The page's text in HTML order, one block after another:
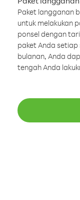
Paket langganan
untuk melakukan
ponsel dengan
paket Anda
bulanan, Anda
tengah Anda